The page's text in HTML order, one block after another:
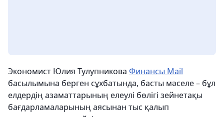
Экономист Юлия Тулупникова Финансы Mail
басылымына берген сұхбатында, басты мәселе – бұл
елдердің азаматтарының елеулі бөлігі зейнетақы
бағдарламаларының аясынан тыс қалып